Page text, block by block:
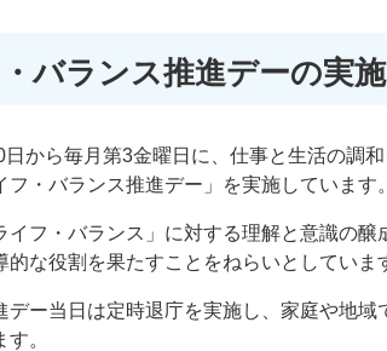
バランス推進デーの実施
から毎月第3金曜日に、仕事と生活の調
・バランス推進デー」を実施しています。
イフ・バランス」に対する理解と意識の醸
な役割を果たすことをねらいとしていま
デー当日は定時退庁を実施し、家庭や地域
。